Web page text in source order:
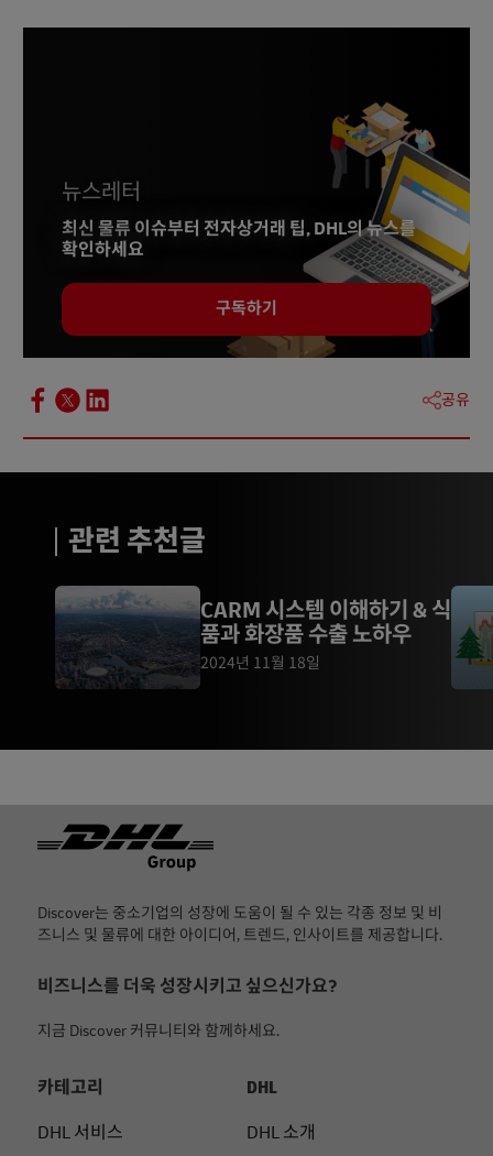
뉴스레터
최신 물류 이슈부터 전자상거래 팁, DHL의 뉴스를
확인하세요
구독하기
공유
관련 추천글
CARM 시스템 이해하기 & 식
품과 화장품 수출 노하우
2024년 11월 18일
Footer
Discover는 중소기업의 성장에 도움이 될 수 있는 각종 정보 및 비
즈니스 및 물류에 대한 아이디어, 트렌드, 인사이트를 제공합니다.
비즈니스를 더욱 성장시키고 싶으신가요?
지금 Discover 커뮤니티와 함께하세요.
카테고리
DHL 서비스
DHL
DHL 소개